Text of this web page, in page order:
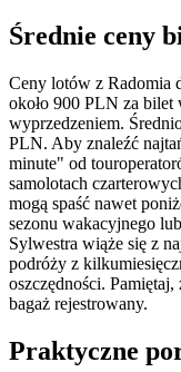
Średnie ceny
Ceny lotów z Radomia
około 900 PLN za
wyprzedzeniem.
PLN. Aby znaleźć
minute" od
samolotach
mogą spaść nawet
sezonu wakacyjnego
Sylwestra wiąże się z
podróży z
oszczędności.
bagaż rejestrowany.
Praktyczne